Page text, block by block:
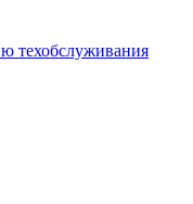
техобслуживания